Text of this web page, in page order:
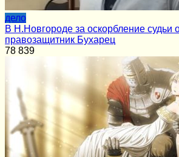
дело
В Н.Новгороде за оскорбление судьи
правозащитник Бухарец
78 839